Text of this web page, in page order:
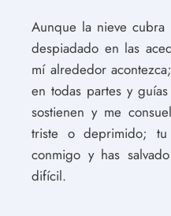
Aunque la nieve cubra
despiadado en las
mí alrededor
en todas partes y
sostienen y me
triste o deprimido;
conmigo y has
difícil.